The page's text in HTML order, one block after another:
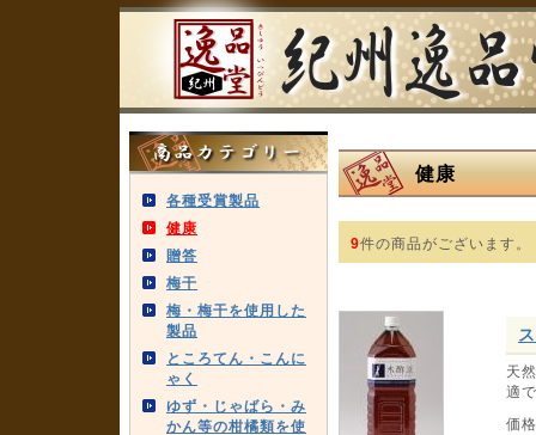
各種受賞製品
健康
贈答
梅干
梅・梅干を使用した
製品
ところてん・こんに
ゃく
ゆず・じゃばら・み
かん等の柑橘類を使
健康
9件の商品がございます。
天
適
価格